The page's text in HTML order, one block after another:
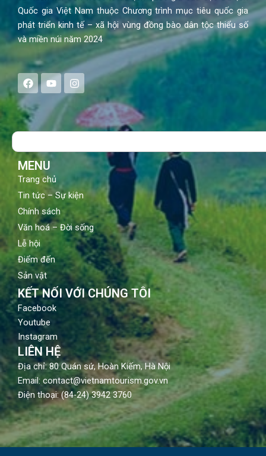
Quốc gia Việt Nam thuộc Chương trình mục tiêu quốc gia
phát triển kinh tế – xã hội vùng đồng bào dân tộc thiểu số
và miền núi năm 2024
F
a
e
b
o
Y
o
t
u
b
I
n
s
a
g
Search
MENU
Trang chủ
Tin tức – Sự kiện
Chính sách
Văn hoá – Đời sống
Lễ hội
Điểm đến
Sản vật
KẾT NỐI VỚI CHÚNG TÔI
Facebook
Youtube
Instagram
LIÊN HỆ
Địa chỉ: 80 Quán sứ, Hoàn Kiếm, Hà Nội
Email: contact@vietnamtourism.gov.vn
Điện thoại: (84-24) 3942 3760